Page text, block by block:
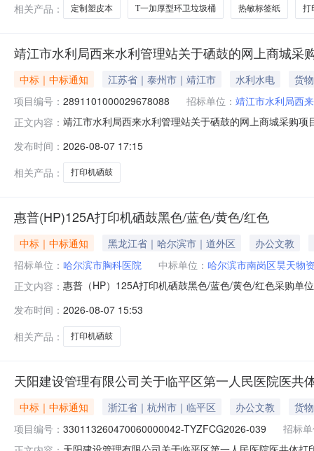
相关产品：
定制塑皮本 T一加厚型环卫垃圾桶 热敏标签纸 打
靖江市水利局西来水利管理站关于硒鼓的网上商城采
中标｜中标通知 江苏省｜泰州市｜靖江市 水利水电
货物
项目编号： 2891101000029678088 招标单位： 靖江市水利局西
正文内容： 靖江市水利局西来水利管理站关于硒鼓的网上商城采购
码:321282项目所在行政区划名称:江苏省泰州市靖江市
发布时间： 2026-08-07 17:15
相关产品：
打印机硒鼓
惠普(HP)125A打印机硒鼓黑色/蓝色/黄色/红色
中标｜中标通知 黑龙江省｜哈尔滨市｜道外区
办公文教
招标单位： 哈尔滨市胸科医院 中标单位： 哈尔滨市南岗区昊天物
正文内容： 惠普（HP）125A打印机硒鼓黑色/蓝色/黄色/红色采购单
发布时间： 2026-08-07 15:53
相关产品：
打印机硒鼓
天阳建设管理有限公司关于临平区第一人民医院医共
中标｜中标通知 浙江省｜杭州市｜临平区 办公文教
货物
项目编号： 330113260470060000042-TYZFCG2026-039
招标